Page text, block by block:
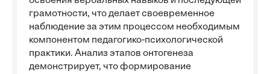
грамотности, что делает своевременное
наблюдение за этим процессом необходимым
компонентом педагогико-психологической
практики. Анализ этапов онтогенеза
демонстрирует, что формирование